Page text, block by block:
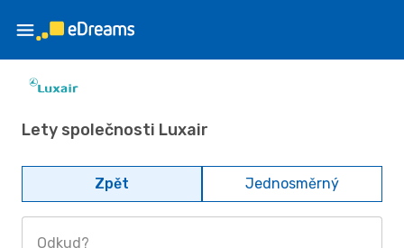
Lety společnosti Luxair
Zpět Jednosměrný
Odkud?